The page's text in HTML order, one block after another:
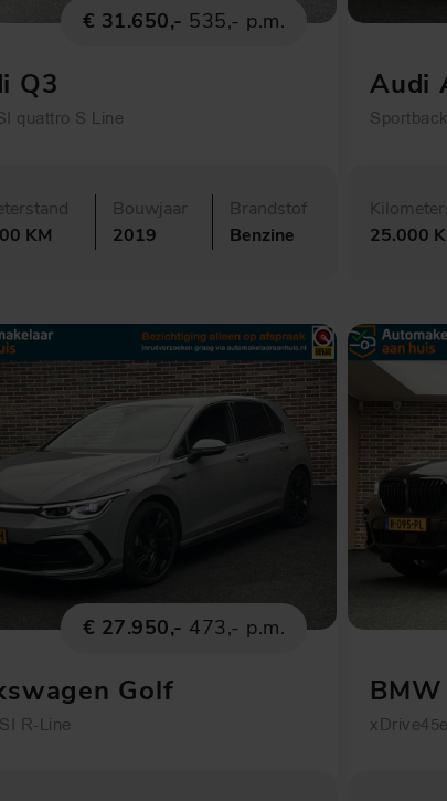
€ 31.650,- 535,- p.m.
Q3
quattro S Line
KM
Bouwjaar
2019
Brandstof
Benzine
Audi
25.000
€ 27.950,- 473,- p.m.
Golf
R-Line